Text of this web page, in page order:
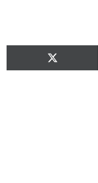
Compartir
en
X
(Twitter)